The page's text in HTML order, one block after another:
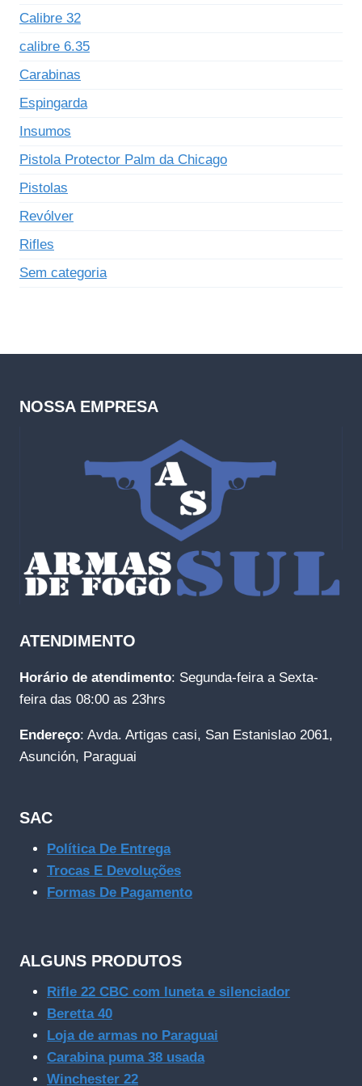
Calibre 32
calibre 6.35
Carabinas
Espingarda
Insumos
Pistola Protector Palm da Chicago
Pistolas
Revólver
Rifles
Sem categoria
NOSSA EMPRESA
ATENDIMENTO
Horário de atendimento: Segunda-feira a Sexta-
feira das 08:00 as 23hrs
Endereço: Avda. Artigas casi, San Estanislao 2061,
Asunción, Paraguai
SAC
Política De Entrega
Trocas E Devoluções
Formas De Pagamento
ALGUNS PRODUTOS
Rifle 22 CBC com luneta e silenciador
Beretta 40
Loja de armas no Paraguai
Carabina puma 38 usada
Winchester 22